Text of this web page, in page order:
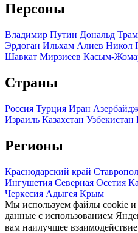
Персоны
Владимир Путин Дональд
Эрдоган Ильхам Алиев Никол
Шавкат Мирзиеев Касым-
Страны
Россия Турция Иран
Израиль Казахстан Узбекистан
Регионы
Краснодарский край
Ингушетия Северная Осетия
Черкесия Адыгея Крым
Мы используем файлы cookie и
данные с использованием
вам наилучшее